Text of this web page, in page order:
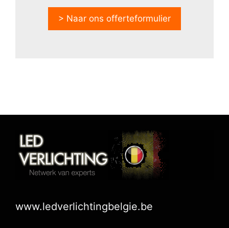
> Naar ons offerteformulier
www.ledverlichtingbelgie.be